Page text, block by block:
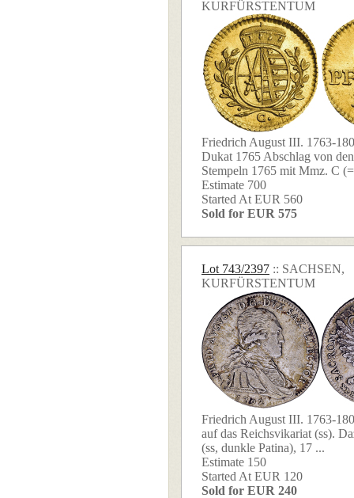
KURFÜRSTENTUM
Friedrich August III. 1763-
Dukat 1765 Abschlag von
Stempeln 1765 mit Mmz. C
Estimate 700
Started At EUR 560
Sold for EUR 575
Lot 743/2397 :: SACHSEN,
KURFÜRSTENTUM
Friedrich August III. 1763-
auf das Reichsvikariat (ss).
(ss, dunkle Patina), 17 ...
Estimate 150
Started At EUR 120
Sold for EUR 240